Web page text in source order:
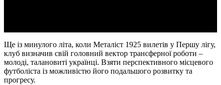
Ще із минулого літа, коли Металіст 1925 вилетів у Першу лігу,
клуб визначив свій головний вектор трансферної роботи –
молоді, талановиті українці. Взяти перспективного місцевого
футболіста із можливістю його подальшого розвитку та
прогресу.